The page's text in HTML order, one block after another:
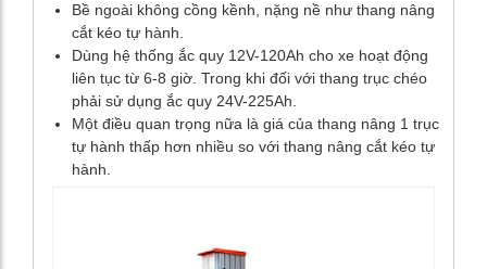
Bề ngoài không cồng kềnh, nặng nề như thang nâng
cắt kéo tự hành.
Dùng hệ thống ắc quy 12V-120Ah cho xe hoạt động
liên tục từ 6-8 giờ. Trong khi đối với thang trục chéo
phải sử dụng ắc quy 24V-225Ah.
Một điều quan trọng nữa là giá của thang nâng 1 trục
tự hành thấp hơn nhiều so với thang nâng cắt kéo tự
hành.